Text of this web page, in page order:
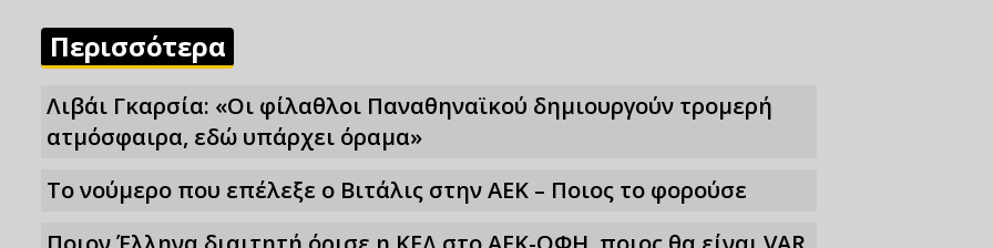
Περισσότερα
Λιβάι Γκαρσία: «Οι φίλαθλοι Παναθηναϊκού δημιουργούν τρομερή
ατμόσφαιρα, εδώ υπάρχει όραμα»
Το νούμερο που επέλεξε ο Βιτάλις στην ΑΕΚ – Ποιος το φορούσε